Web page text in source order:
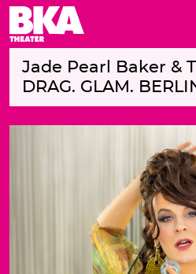
Jade Pearl Baker &
DRAG. GLAM.